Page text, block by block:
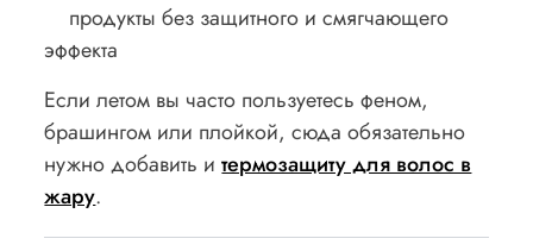
продукты без защитного и смягчающего
эффекта
Если летом вы часто пользуетесь феном,
брашингом или плойкой, сюда обязательно
нужно добавить итермозащиту для волос в
жару.